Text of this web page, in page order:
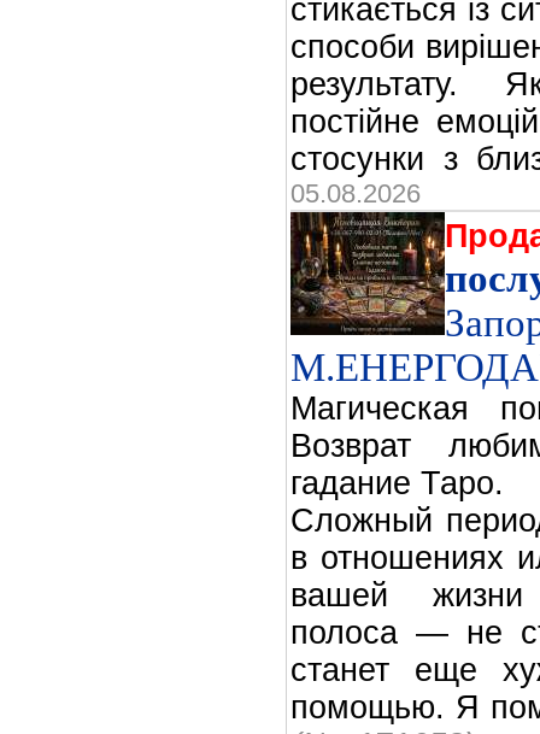
стикається із
способи
результату.
постійне
стосунки з
05.08.2026
Магическая
Возврат
гадание Таро.
Сложный
в отношениях
вашей жизни
полоса — не
станет еще
помощью. Я